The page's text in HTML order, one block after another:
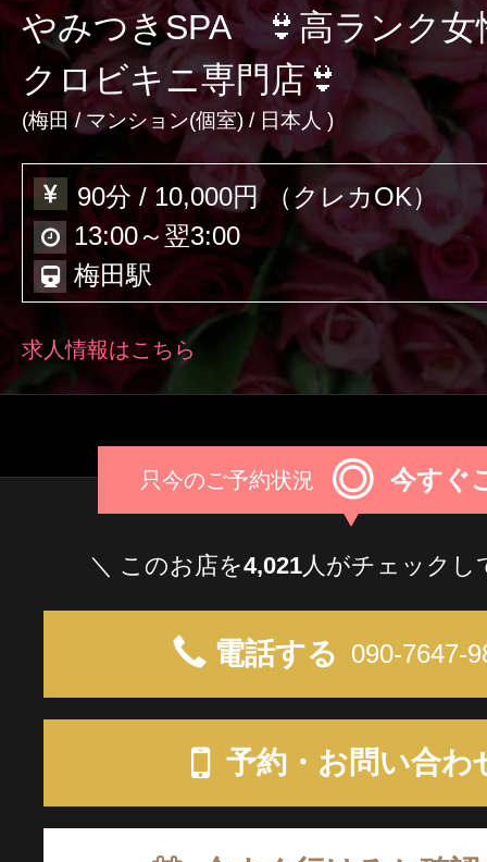
お店検索ページへ
エリアから探す
大阪 京都 兵庫
奈良 和歌山
ジャンルから探す
店舗型 マンション(個室)
セラピストを探す
セラピスト検索ページ
本日出勤のセラピスト
即セラ
兵庫
ランキング
クーポン
口コミ
体験談
写メ日記
ニュース
ギャラリー
やみつきSPA 👙高ランク女
クロビキニ専門店👙
(梅田 / マンション(個室) / 日本人 )
90分 / 10,000円 （クレカOK）
13:00～翌3:00
梅田駅
求人情報はこちら
只今のご予約状況 ◎ 今すぐ
＼ このお店を4,021人がチェックし
電話する 090-7647-
予約・お問い合わ